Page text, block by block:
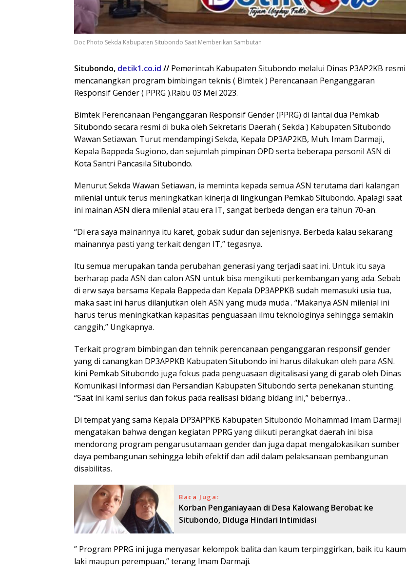
Doc.Photo Sekda Kabupaten Situbondo Saat Memberikan Sambutan
Situbondo, detik1.co.id // Pemerintah Kabupaten Situbondo melalui Dinas P3AP2KB resmi
mencanangkan program bimbingan teknis ( Bimtek ) Perencanaan Penganggaran
Responsif Gender ( PPRG ).Rabu 03 Mei 2023.
Bimtek Perencanaan Penganggaran Responsif Gender (PPRG) di lantai dua Pemkab
Situbondo secara resmi di buka oleh Sekretaris Daerah ( Sekda ) Kabupaten Situbondo
Wawan Setiawan. Turut mendampingi Sekda, Kepala DP3AP2KB, Muh. Imam Darmaji,
Kepala Bappeda Sugiono, dan sejumlah pimpinan OPD serta beberapa personil ASN di
Kota Santri Pancasila Situbondo.
Menurut Sekda Wawan Setiawan, ia meminta kepada semua ASN terutama dari kalangan
milenial untuk terus meningkatkan kinerja di lingkungan Pemkab Situbondo. Apalagi saat
ini mainan ASN diera milenial atau era IT, sangat berbeda dengan era tahun 70-an.
“Di era saya mainannya itu karet, gobak sudur dan sejenisnya. Berbeda kalau sekarang
mainannya pasti yang terkait dengan IT,” tegasnya.
Itu semua merupakan tanda perubahan generasi yang terjadi saat ini. Untuk itu saya
berharap pada ASN dan calon ASN untuk bisa mengikuti perkembangan yang ada. Sebab
di erw saya bersama Kepala Bappeda dan Kepala DP3APPKB sudah memasuki usia tua,
maka saat ini harus dilanjutkan oleh ASN yang muda muda . “Makanya ASN milenial ini
harus terus meningkatkan kapasitas penguasaan ilmu teknologinya sehingga semakin
canggih,” Ungkapnya.
Terkait program bimbingan dan tehnik perencanaan penganggaran responsif gender
yang di canangkan DP3APPKB Kabupaten Situbondo ini harus dilakukan oleh para ASN.
kini Pemkab Situbondo juga fokus pada penguasaan digitalisasi yang di garab oleh Dinas
Komunikasi Informasi dan Persandian Kabupaten Situbondo serta penekanan stunting.
“Saat ini kami serius dan fokus pada realisasi bidang bidang ini,” bebernya. .
Di tempat yang sama Kepala DP3APPKB Kabupaten Situbondo Mohammad Imam Darmaji
mengatakan bahwa dengan kegiatan PPRG yang diikuti perangkat daerah ini bisa
mendorong program pengarusutamaan gender dan juga dapat mengalokasikan sumber
daya pembangunan sehingga lebih efektif dan adil dalam pelaksanaan pembangunan
disabilitas.
Baca Juga:
Korban Penganiayaan di Desa Kalowang Berobat ke
Situbondo, Diduga Hindari Intimidasi
” Program PPRG ini juga menyasar kelompok balita dan kaum terpinggirkan, baik itu kaum
laki maupun perempuan,” terang Imam Darmaji.